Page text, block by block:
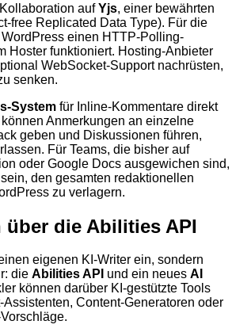
aufYjs, einer bewährten
free Replicated Data Type). Für die
einen HTTP-Polling-
Hoster funktioniert. Hosting-Anbieter
WebSocket-Support nachrüsten,
senken.
System für Inline-Kommentare direkt
Anmerkungen an einzelne
geben und Diskussionen führen,
Für Teams, die bisher auf
oder Google Docs ausgewichen sind,
den gesamten redaktionellen
zu verlagern.
die Abilities API
eigenen KI-Writer ein, sondern
die Abilities API und ein neues AI
können darüber KI-gestützte Tools
Content-Generatoren oder